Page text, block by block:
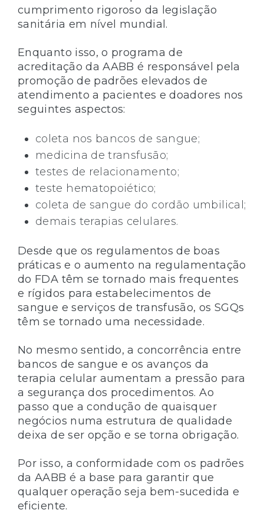
cumprimento rigoroso da legislação
sanitária em nível mundial.
Enquanto isso, o programa de
acreditação da AABB é responsável pela
promoção de padrões elevados de
atendimento a pacientes e doadores nos
seguintes aspectos:
coleta nos bancos de sangue;
medicina de transfusão;
testes de relacionamento;
teste hematopoiético;
coleta de sangue do cordão umbilical;
demais terapias celulares.
Desde que os regulamentos de boas
práticas e o aumento na regulamentação
do FDA têm se tornado mais frequentes
e rígidos para estabelecimentos de
sangue e serviços de transfusão, os SGQs
têm se tornado uma necessidade.
No mesmo sentido, a concorrência entre
bancos de sangue e os avanços da
terapia celular aumentam a pressão para
a segurança dos procedimentos. Ao
passo que a condução de quaisquer
negócios numa estrutura de qualidade
deixa de ser opção e se torna obrigação.
Por isso, a conformidade com os padrões
da AABB é a base para garantir que
qualquer operação seja bem-sucedida e
eficiente.